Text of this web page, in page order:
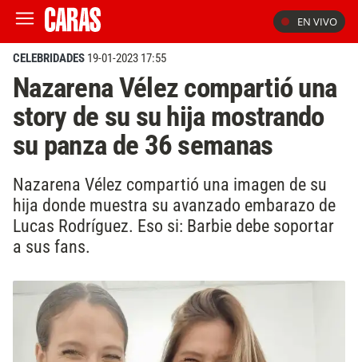
EN VIVO
CELEBRIDADES 19-01-2023 17:55
Nazarena Vélez compartió una
story de su su hija mostrando
su panza de 36 semanas
Nazarena Vélez compartió una imagen de su
hija donde muestra su avanzado embarazo de
Lucas Rodríguez. Eso si: Barbie debe soportar
a sus fans.